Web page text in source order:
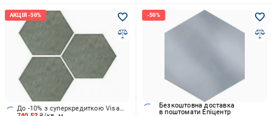
До -10% з суперкредиткою Visa Вигода
Безкоштовна доставка
в поштомати Епіцентр